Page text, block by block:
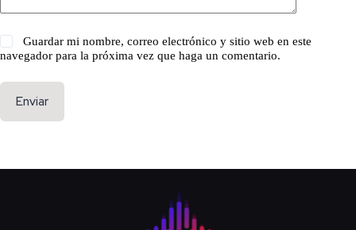
Guardar mi nombre, correo electrónico y sitio web en este
navegador para la próxima vez que haga un comentario.
Enviar